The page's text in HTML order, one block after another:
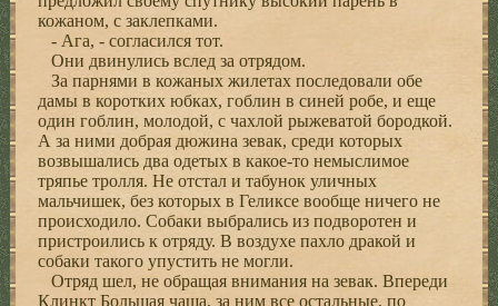
кожаном, с заклепками.
- Ага, - согласился тот.
Они двинулись вслед за отрядом.
За парнями в кожаных жилетах последовали обе
дамы в коротких юбках, гоблин в синей робе, и еще
один гоблин, молодой, с чахлой рыжеватой бородкой.
А за ними добрая дюжина зевак, среди которых
возвышались два одетых в какое-то немыслимое
тряпье тролля. Не отстал и табунок уличных
мальчишек, без которых в Геликсе вообще ничего не
происходило. Собаки выбрались из подворотен и
пристроились к отряду. В воздухе пахло дракой и
собаки такого упустить не могли.
Отряд шел, не обращая внимания на зевак. Впереди
Клинкт Большая чаша, за ним все остальные, по